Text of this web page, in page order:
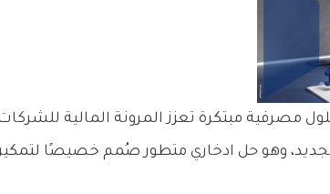
مصرفية مبتكرة تعزز المرونة المالية
وهو حل ادخاري متطور صُمم خصيصًا